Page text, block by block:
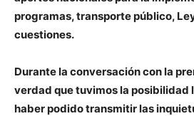
programas, transporte público,
cuestiones.
Durante la conversación con la
verdad que tuvimos la posibilidad
haber podido transmitir las